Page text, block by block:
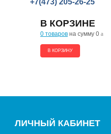
+7(473) 205-26-25
В КОРЗИНЕ
0 товаров на сумму 0 a
В КОРЗИНУ
ЛИЧНЫЙ КАБИНЕТ